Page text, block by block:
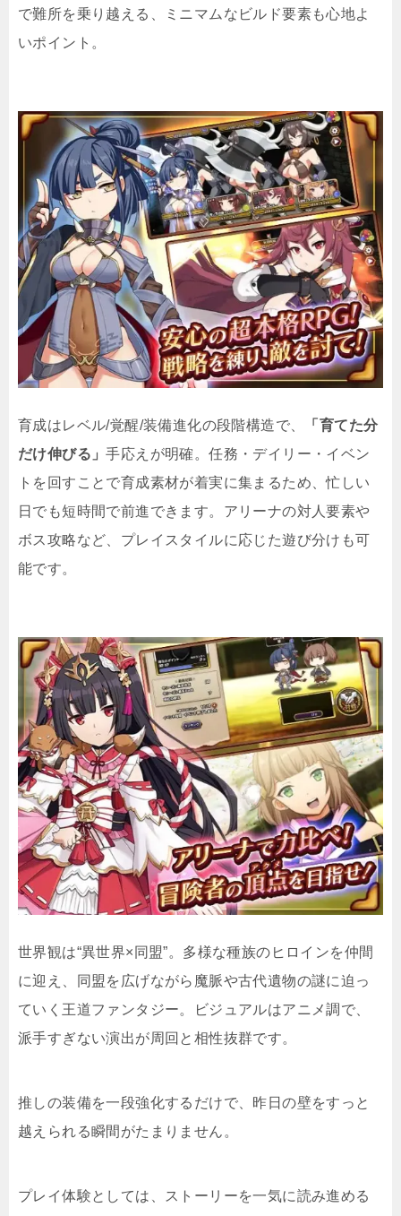
で難所を乗り越える、ミニマムなビルド要素も心地よ
いポイント。
育成はレベル/覚醒/装備進化の段階構造で、
「育てた分
だけ伸びる」手応えが明確。任務・デイリー・イベン
トを回すことで育成素材が着実に集まるため、忙しい
日でも短時間で前進できます。アリーナの対人要素や
ボス攻略など、プレイスタイルに応じた遊び分けも可
能です。
世界観は“異世界×同盟”。多様な種族のヒロインを仲間
に迎え、同盟を広げながら魔脈や古代遺物の謎に迫っ
ていく王道ファンタジー。ビジュアルはアニメ調で、
派手すぎない演出が周回と相性抜群です。
推しの装備を一段強化するだけで、昨日の壁をすっと
越えられる瞬間がたまりません。
プレイ体験としては、ストーリーを一気に読み進める